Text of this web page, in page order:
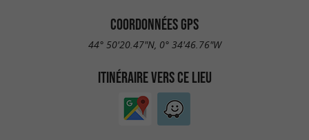
COORDONNÉES GPS
44° 50'20.47"N, 0° 34'46.76"W
ITINÉRAIRE VERS CE LIEU